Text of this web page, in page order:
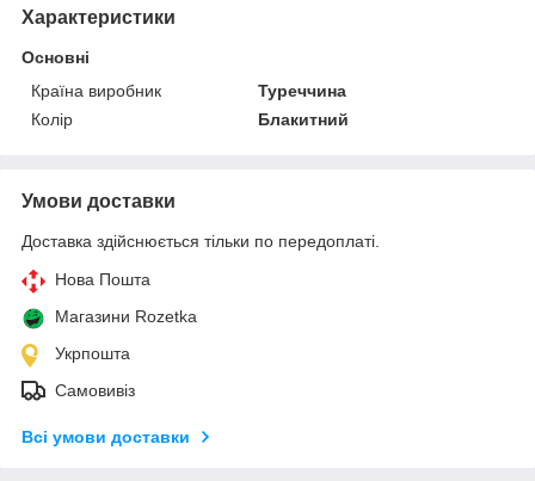
Характеристики
Основні
Країна виробник
Туреччина
Колір
Блакитний
Умови доставки
Доставка здійснюється тільки по передоплаті.
Нова Пошта
Магазини Rozetka
Укрпошта
Самовивіз
Всі умови доставки